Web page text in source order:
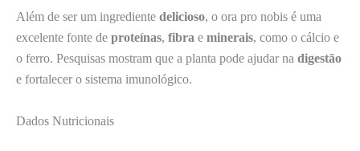
Além de ser um ingrediente delicioso, o ora pro nobis é uma
excelente fonte de proteínas, fibra e minerais, como o cálcio e
o ferro. Pesquisas mostram que a planta pode ajudar na digestão
e fortalecer o sistema imunológico.
Dados Nutricionais